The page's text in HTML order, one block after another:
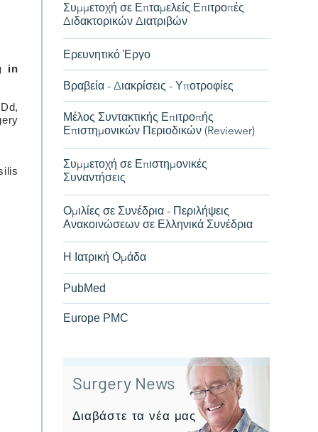
in
Συμμετοχή σε Επταμελείς Επιτροπές
Διδακτορικών Διατριβών
Ερευνητικό Έργο
Βραβεία - Διακρίσεις - Υποτροφίες
Μέλος Συντακτικής Επιτροπής
Επιστημονικών Περιοδικών (Reviewer)
Συμμετοχή σε Επιστημονικές
Συναντήσεις
Ομιλίες σε Συνέδρια - Περιλήψεις
Ανακοινώσεων σε Ελληνικά Συνέδρια
Η Ιατρική Ομάδα
PubMed
Europe PMC
Surgery News
Διαβάστε τα νέα μας